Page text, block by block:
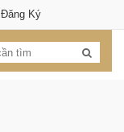
Đăng Ký